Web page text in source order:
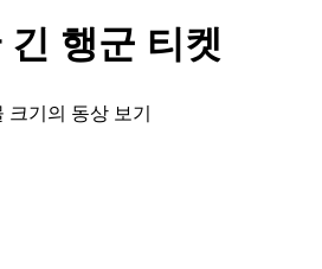
행군 티켓
기의 동상 보기